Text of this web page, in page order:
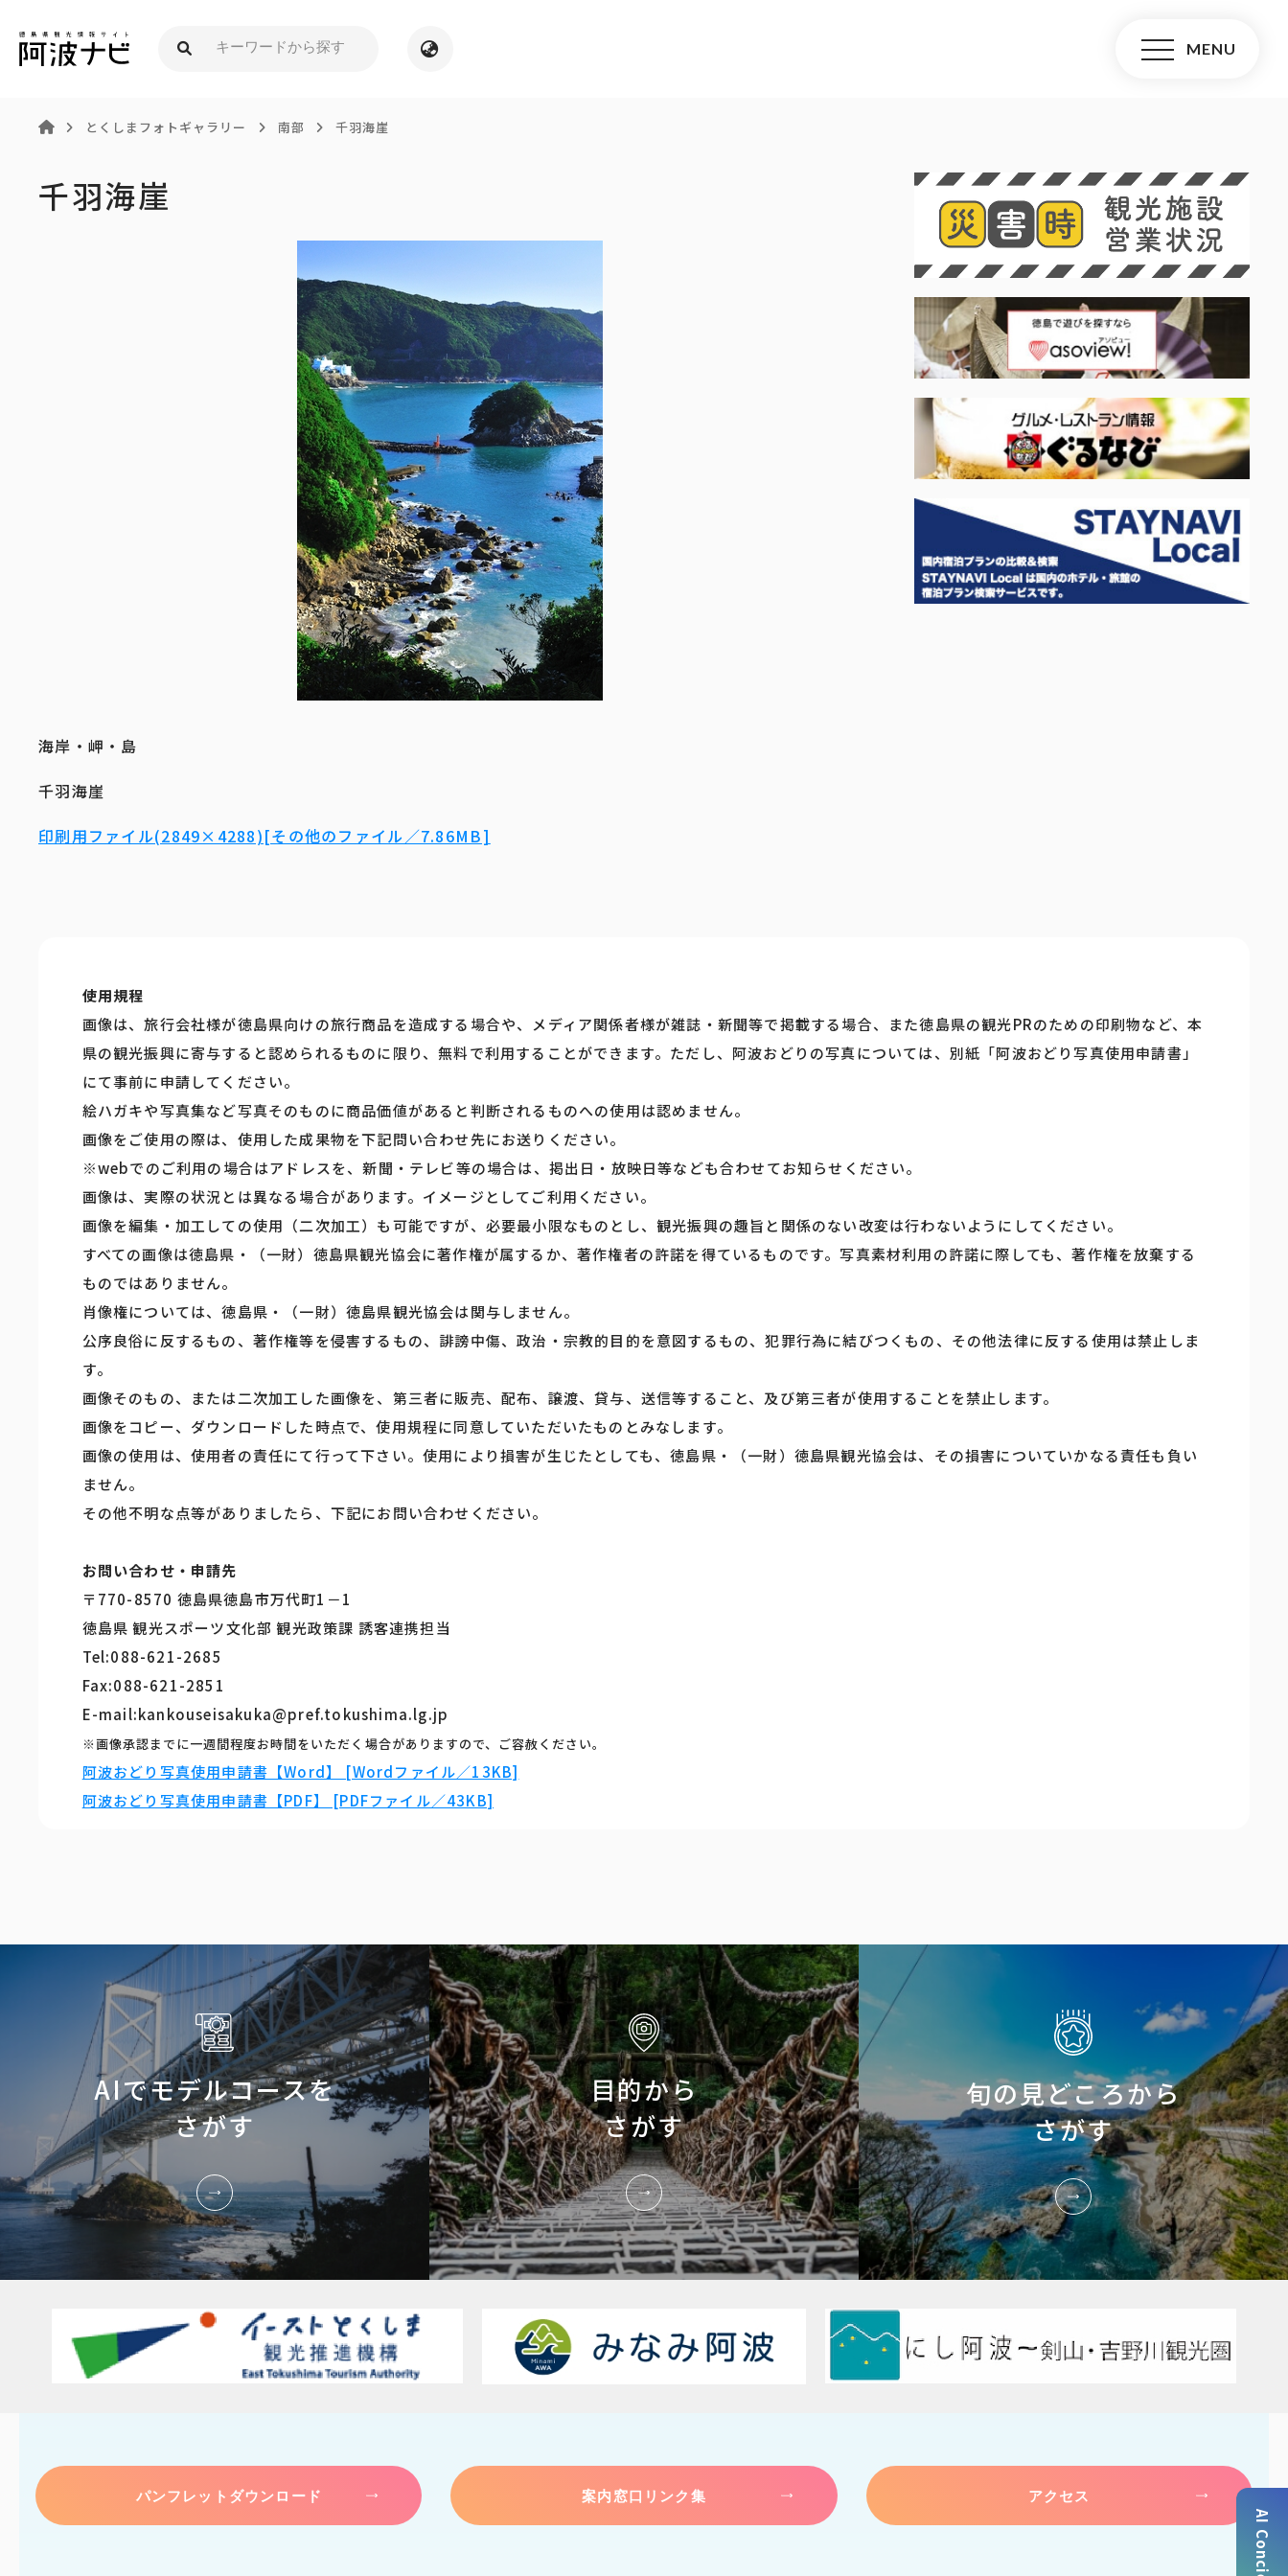
とくしまフォトギャラリー 南部 千羽海崖
千羽海崖
海岸・岬・島
千羽海崖
印刷用ファイル(2849×4288)[その他のファイル／7.86MB]
使用規程
画像は、旅行会社様が徳島県向けの旅行商品を造成する場合や、メディア関係者様が雑誌・新聞等で掲載する場合、また徳島県の観光PRのための印刷物など、本
県の観光振興に寄与すると認められるものに限り、無料で利用することができます。ただし、阿波おどりの写真については、別紙「阿波おどり写真使用申請書」
にて事前に申請してください。
絵ハガキや写真集など写真そのものに商品価値があると判断されるものへの使用は認めません。
画像をご使用の際は、使用した成果物を下記問い合わせ先にお送りください。
※webでのご利用の場合はアドレスを、新聞・テレビ等の場合は、掲出日・放映日等なども合わせてお知らせください。
画像は、実際の状況とは異なる場合があります。イメージとしてご利用ください。
画像を編集・加工しての使用（二次加工）も可能ですが、必要最小限なものとし、観光振興の趣旨と関係のない改変は行わないようにしてください。
すべての画像は徳島県・（一財）徳島県観光協会に著作権が属するか、著作権者の許諾を得ているものです。写真素材利用の許諾に際しても、著作権を放棄する
ものではありません。
肖像権については、徳島県・（一財）徳島県観光協会は関与しません。
公序良俗に反するもの、著作権等を侵害するもの、誹謗中傷、政治・宗教的目的を意図するもの、犯罪行為に結びつくもの、その他法律に反する使用は禁止しま
す。
画像そのもの、または二次加工した画像を、第三者に販売、配布、譲渡、貸与、送信等すること、及び第三者が使用することを禁止します。
画像をコピー、ダウンロードした時点で、使用規程に同意していただいたものとみなします。
画像の使用は、使用者の責任にて行って下さい。使用により損害が生じたとしても、徳島県・（一財）徳島県観光協会は、その損害についていかなる責任も負い
ません。
その他不明な点等がありましたら、下記にお問い合わせください。
お問い合わせ・申請先
〒770-8570 徳島県徳島市万代町1－1
徳島県 観光スポーツ文化部 観光政策課 誘客連携担当
Tel:088-621-2685
Fax:088-621-2851
E-mail:kankouseisakuka@pref.tokushima.lg.jp
※画像承認までに一週間程度お時間をいただく場合がありますので、ご容赦ください。
阿波おどり写真使用申請書【Word】 [Wordファイル／13KB]
阿波おどり写真使用申請書【PDF】 [PDFファイル／43KB]
AIでモデルコースを
さがす
目的から
さがす
旬の見どころから
さがす
パンフレットダウンロード 案内窓口リンク集 アクセス